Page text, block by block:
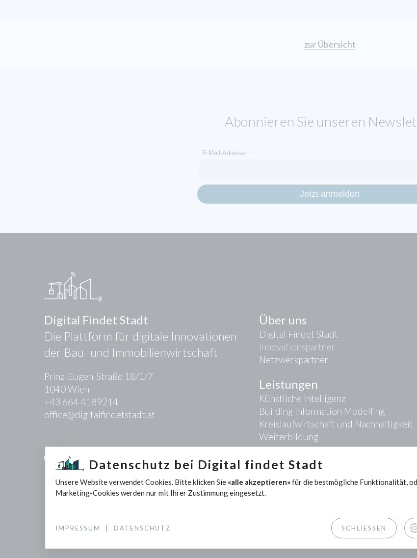
zur Übersicht
Abonnieren Sie unseren
E-Mail-Adresse *
Digital Findet Stadt
Die Plattform für digitale Innovationen
der Bau- und Immobilienwirtschaft
Prinz-Eugen-Straße 18/1/7
1040 Wien
+43 664 4189214
office@digitalfindetstadt.at
Über uns
Digital Findet Stadt
Innovationspartner
Netzwerkpartner
Leistungen
Künstliche Intelligenz
Building Information Modelling
Kreislaufwirtschaft und Nachhaltigkeit
Weiterbildung
© 2026 Digital Findet Stadt GmbH
Datenschutz bei Digital findet Stadt
Unsere Website verwendet Cookies. Bitte klicken Sie «alle akzeptieren»für die bestmögliche Funktionalität,
Marketing-Cookies werden nur mit Ihrer Zustimmung eingesetzt.
IMPRESSUM | DATENSCHUTZ SCHLIESSEN